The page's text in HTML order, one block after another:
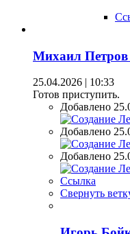
Михаил Петров
25.04.2026 | 10:33
Готов приступить.
Добавлено
Добавлено
Добавлено
Ссылка
Свернуть